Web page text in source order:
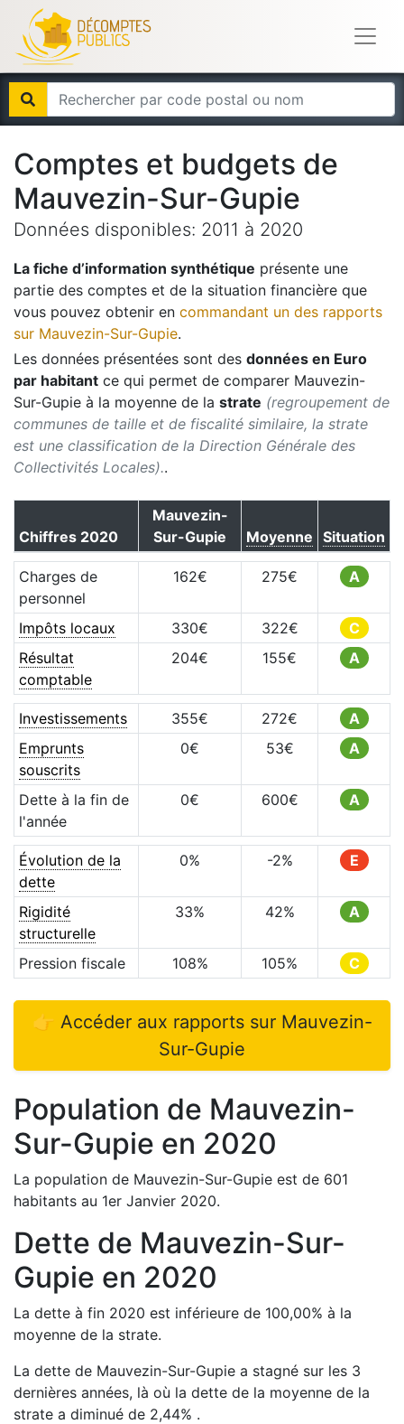
Comptes et budgets de
Mauvezin-Sur-Gupie
Données disponibles: 2011 à 2020
La fiche d’information synthétique présente une
partie des comptes et de la situation financière que
vous pouvez obtenir en commandant un des rapports
sur Mauvezin-Sur-Gupie.
Les données présentées sont des données en Euro
par habitant ce qui permet de comparer Mauvezin-
Sur-Gupie à la moyenne de la strate (regroupement de
communes de taille et de fiscalité similaire, la strate
est une classification de la Direction Générale des
Collectivités Locales)..
Chiffres 2020
Mauvezin-
Sur-Gupie
Moyenne Situation
Charges de
personnel
162€ 275€ A
Impôts locaux 330€ 322€
C
Résultat
comptable
204€ 155€ A
Investissements 355€ 272€
A
Emprunts
souscrits
0€ 53€ A
Dette à la fin de
l'année
0€ 600€ A
Évolution de la
dette
0% -2% E
Rigidité
structurelle
33% 42% A
Pression fiscale 108% 105% C
👉 Accéder aux rapports sur Mauvezin-
Sur-Gupie
Population de Mauvezin-
Sur-Gupie en 2020
La population de Mauvezin-Sur-Gupie est de 601
habitants au 1er Janvier 2020.
Dette de Mauvezin-Sur-
Gupie en 2020
La dette à fin 2020 est inférieure de 100,00% à la
moyenne de la strate.
La dette de Mauvezin-Sur-Gupie a stagné sur les 3
dernières années, là où la dette de la moyenne de la
strate a diminué de 2,44% .